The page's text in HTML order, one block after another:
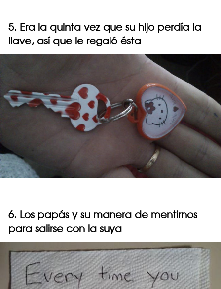
5. Era la quinta vez que su hijo perdía la
llave, así que le regaló ésta
6. Los papás y su manera de mentirnos
para salirse con la suya